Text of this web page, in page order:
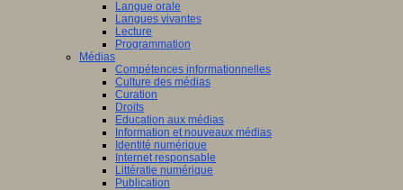
Langue orale
Langues vivantes
Lecture
Programmation
Médias
Compétences informationnelles
Culture des médias
Curation
Droits
Education aux médias
Information et nouveaux médias
Identité numérique
Internet responsable
Littératie numérique
Publication